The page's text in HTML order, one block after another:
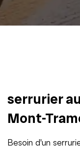
serrurier
Mont-
Besoin d'un